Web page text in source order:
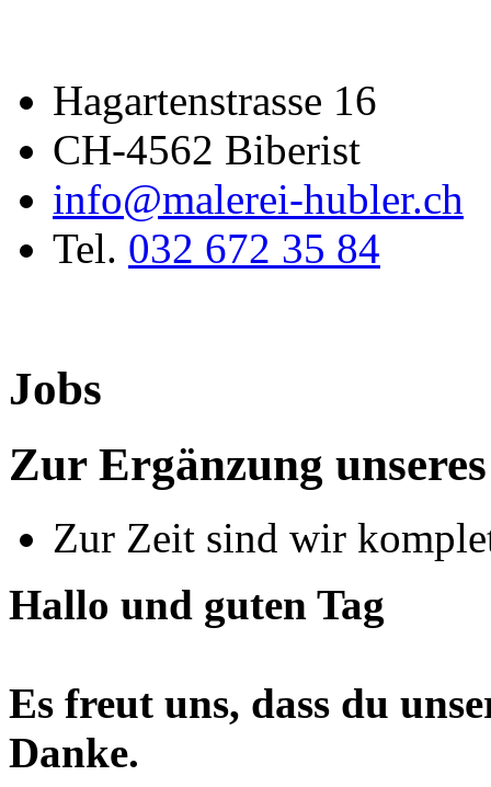
Hagartenstrasse 16
CH-4562 Biberist
info@malerei-hubler.ch
Tel. 032 672 35 84
Jobs
Zur Ergänzung
Zur Zeit sind wir
Hallo und guten Tag
Es freut uns, dass du
Danke.